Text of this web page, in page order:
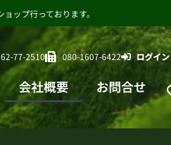
ップ行っております。
77-2510 080-1607-6422 ログイン
会社概要 お問合せ